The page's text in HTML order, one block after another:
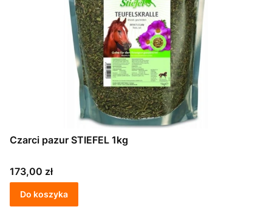
Czarci pazur STIEFEL 1kg
Cena
173,00 zł
Do koszyka